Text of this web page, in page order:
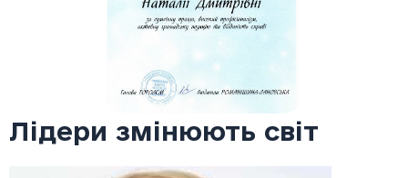
Лідери змінюють світ